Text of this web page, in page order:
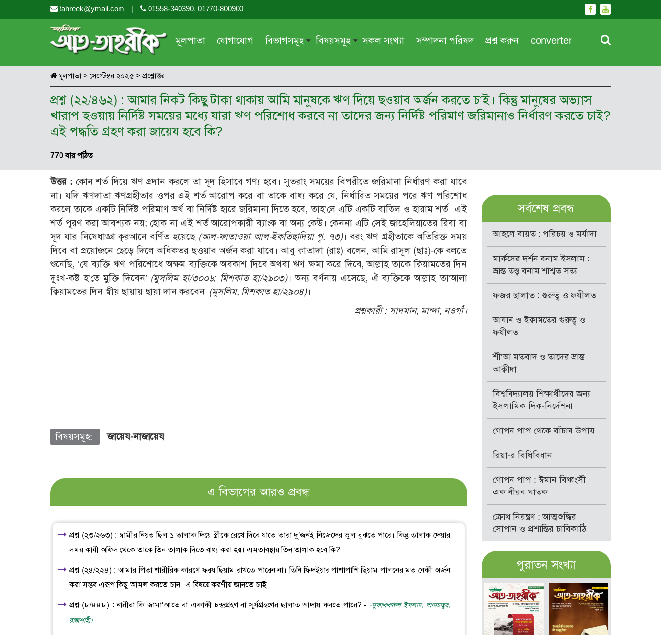
tahreek@ymail.com | 01558-340390, 01770-800900
মূলপাতা যোগাযোগ বিভাগসমূহ
দরসে কুরআন
দরসে হাদীছ
সময়ের ভাবনা
মহিলা অঙ্গন
আরও
বিষয়সমূহ
শিক্ষা ও সংস্কৃতি
নারী সমাজ
নীতি-নৈতিকতা
তারবিয়াত
আরও
সকল সংখ্যা সম্পাদনা পরিষদ প্রশ্ন করুন converter
মূলপাতা> সেপ্টেম্বর ২০২৫ > প্রশ্নোত্তর
প্রশ্ন (২২/৪৬২) : আমার নিকট কিছু টাকা থাকায় আমি মানুষকে ঋণ দিয়ে ছওয়াব অর্জন করতে চাই। কিন্তু মানুষের অভ্যাস
খারাপ হওয়ায় নির্দিষ্ট সময়ের মধ্যে যারা ঋণ পরিশোধ করবে না তাদের জন্য নির্দিষ্ট পরিমাণ জরিমানাও নির্ধারণ করতে চাই?
এই পদ্ধতি গ্রহণ করা জায়েয হবে কি?
770 বার পঠিত
উত্তর : কোন শর্ত দিয়ে ঋণ প্রদান করলে তা সূদ হিসাবে গণ্য হবে। সুতরাং সময়ের বিপরীতে জরিমানা নির্ধারণ করা যাবে
না। যদি ঋণদাতা ঋণগ্রহীতার ওপর এই শর্ত আরোপ করে বা তাকে বাধ্য করে যে, নির্ধারিত সময়ের পরে ঋণ পরিশোধ
করলে তাকে একটি নির্দিষ্ট পরিমাণ অর্থ বা নির্দিষ্ট হারে জরিমানা দিতে হবে, তাহ’লে এটি একটি বাতিল ও হারাম শর্ত। এই
শর্ত পূরণ করা আবশ্যক নয়; হোক না এই শর্ত আরোপকারী ব্যাংক বা অন্য কেউ। কেননা এটি সেই জাহেলিয়াতের রিবা বা
সূদ যার নিষেধাজ্ঞা কুরআনে বর্ণিত হয়েছে (আল-ফাতাওয়া আল-ইকতিছাদিয়া পৃ. ৭৩)। বরং ঋণ গ্রহীতাকে অতিরিক্ত সময়
দিবে বা প্রয়োজনে ছেড়ে দিলে অধিকতর ছওয়াব অর্জন করা যাবে। আবু ক্বাতাদা (রাঃ) বলেন, আমি রাসূল (ছাঃ)-কে বলতে
শুনেছি, ‘যে ব্যক্তি ঋণ পরিশোধে অক্ষম ব্যক্তিকে অবকাশ দিবে অথবা ঋণ ক্ষমা করে দিবে, আল্লাহ তাকে ক্বিয়ামতের দিন
দুঃখ-কষ্ট হ’তে মুক্তি দিবেন’ (মুসলিম হা/৩০০৬; মিশকাত হা/২৯০৩)। অন্য বর্ণনায় এসেছে, ঐ ব্যক্তিকে আল্লাহ তা‘আলা
ক্বিয়ামতের দিন স্বীয় ছায়ায় ছায়া দান করবেন’ (মুসলিম, মিশকাত হা/২৯০৪)।
প্রশ্নকারী : সাদমান, মান্দা, নওগাঁ।
বিষয়সমূহ: জায়েয-নাজায়েয
এ বিভাগের আরও প্রবন্ধ
প্রশ্ন (২৩/২৬৩) : স্বামীর নিয়ত ছিল ১ তালাক দিয়ে স্ত্রীকে রেখে দিবে যাতে তারা দু’জনই নিজেদের ভুল বুঝতে পারে। কিন্তু তালাক দেয়ার
সময় কাযী অফিস থেকে তাকে তিন তালাক দিতে বাধ্য করা হয়। এমতাবস্থায় তিন তালাক হবে কি?
প্রশ্ন (২৪/২২৪) : আমার পিতা শারীরিক কারণে ফরয ছিয়াম রাখতে পারেন না। তিনি ফিদইয়ার পাশাপাশি ছিয়াম পালনের মত নেকী অর্জন
করা সম্ভব এরূপ কিছু আমল করতে চান। এ বিষয়ে করণীয় জানতে চাই।
প্রশ্ন (৮/৪৪৮) : নারীরা কি জামা‘আতে বা একাকী চন্দ্রগ্রহণ বা সূর্যগ্রহণের ছালাত আদায় করতে পারে? - -মুফাখখারুল ইসলাম, আমচত্বর,
রাজশাহী।
সর্বশেষ প্রবন্ধ
আহলে বায়ত : পরিচয় ও মর্যাদা
মার্কসের দর্শন বনাম ইসলাম :
ভ্রান্ত তত্ত্ব বনাম শাশ্বত সত্য
ফজর ছালাত : গুরুত্ব ও ফযীলত
আযান ও ইক্বামতের গুরুত্ব ও
ফযীলত
শী‘আ মতবাদ ও তাদের ভ্রান্ত
আক্বীদা
বিশ্ববিদ্যালয় শিক্ষার্থীদের জন্য
ইসলামিক দিক-নির্দেশনা
গোপন পাপ থেকে বাঁচার উপায়
রিয়া-র বিধিবিধান
গোপন পাপ : ঈমান বিধ্বংসী
এক নীরব ঘাতক
ক্রোধ নিয়ন্ত্রণ : আত্মশুদ্ধির
সোপান ও প্রশান্তির চাবিকাঠি
পুরাতন সংখ্যা